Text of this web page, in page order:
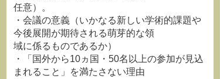
任意）。
・会議の意義（いかなる新しい学術的課題や
今後展開が期待される萌芽的な領
域に係るものであるか）
・「国外から10ヵ国・50名以上の参加が見込
まれること」を満たさない理由